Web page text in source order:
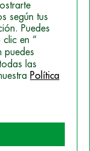
según tus
Puedes
en “
puedes
las
Política